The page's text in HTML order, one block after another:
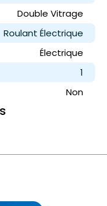
Double Vitrage
Roulant Électrique
Électrique
1
Non